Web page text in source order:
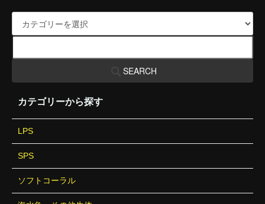
SEARCH
カテゴリーから探す
LPS
SPS
ソフトコーラル